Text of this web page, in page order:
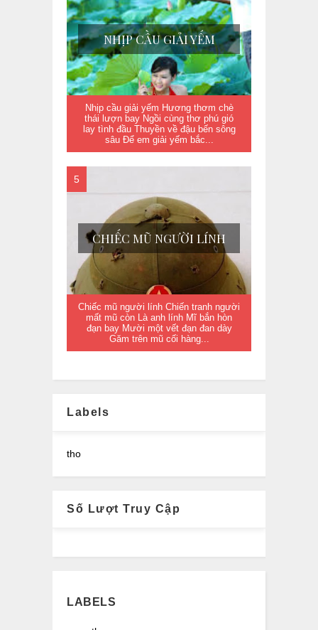
NHỊP CẦU GIẢI YẾM
Nhịp cầu giải yếm Hương thơm chè
thái lượn bay Ngồi cùng thơ phú gió
lay tình đầu Thuyền về đậu bến sông
sâu Để em giải yếm bắc...
CHIẾC MŨ NGƯỜI LÍNH
Chiếc mũ người lính Chiến tranh người
mất mũ còn Là anh lính Mĩ bắn hòn
đạn bay Mười một vết đạn đan dày
Găm trên mũ cối hàng...
Labels
tho
Số Lượt Truy Cập
LABELS